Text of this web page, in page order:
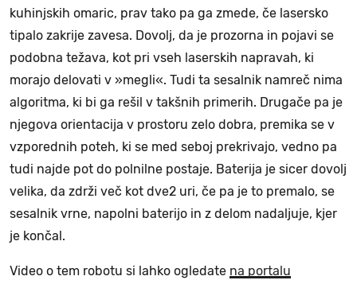
kuhinjskih omaric, prav tako pa ga zmede, če lasersko
tipalo zakrije zavesa. Dovolj, da je prozorna in pojavi se
podobna težava, kot pri vseh laserskih napravah, ki
morajo delovati v »megli«. Tudi ta sesalnik namreč nima
algoritma, ki bi ga rešil v takšnih primerih. Drugače pa je
njegova orientacija v prostoru zelo dobra, premika se v
vzporednih poteh, ki se med seboj prekrivajo, vedno pa
tudi najde pot do polnilne postaje. Baterija je sicer dovolj
velika, da zdrži več kot dve2 uri, če pa je to premalo, se
sesalnik vrne, napolni baterijo in z delom nadaljuje, kjer
je končal.
Video o tem robotu si lahko ogledate na portalu